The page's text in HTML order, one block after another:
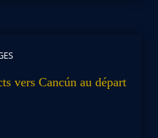
vers Cancún au départ